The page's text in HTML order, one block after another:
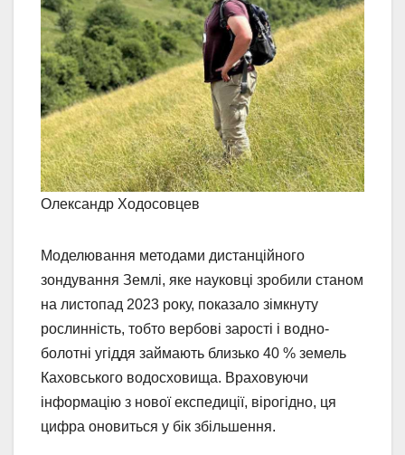
Олександр Ходосовцев
Моделювання методами дистанційного
зондування Землі, яке науковці зробили станом
на листопад 2023 року, показало зімкнуту
рослинність, тобто вербові зарості і водно-
болотні угіддя займають близько 40 % земель
Каховського водосховища. Враховуючи
інформацію з нової експедиції, вірогідно, ця
цифра оновиться у бік збільшення.